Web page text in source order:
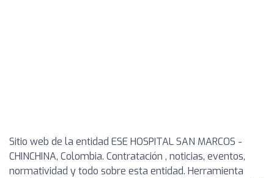
Sitio web de la entidad ESE HOSPITAL SAN MARCOS -
CHINCHINA, Colombia. Contratación , noticias, eventos,
normatividad y todo sobre esta entidad. Herramienta